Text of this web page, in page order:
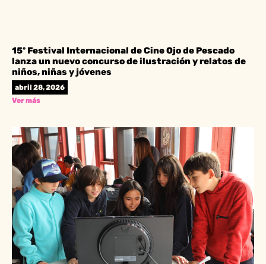
15º Festival Internacional de Cine Ojo de Pescado
lanza un nuevo concurso de ilustración y relatos de
niños, niñas y jóvenes
abril 28, 2026
Ver más